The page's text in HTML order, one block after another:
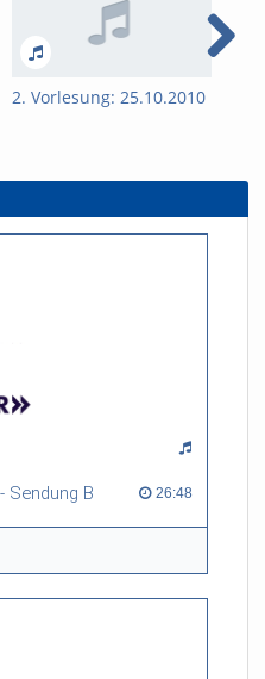
2. Vorlesung: 25.10.2010
Sendung B 26:48